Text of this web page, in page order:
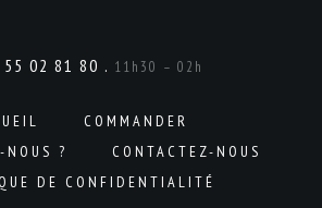
02 81 80 . 11h30 – 02h
COMMANDER
NOUS ?
CONTACTEZ-NOUS
DE CONFIDENTIALITÉ